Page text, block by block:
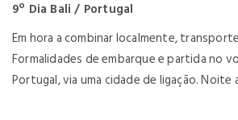
9º Dia Bali / Portugal
Em hora a combinar localmente,
Formalidades de embarque e partida no
Portugal, via uma cidade de ligação. Noite